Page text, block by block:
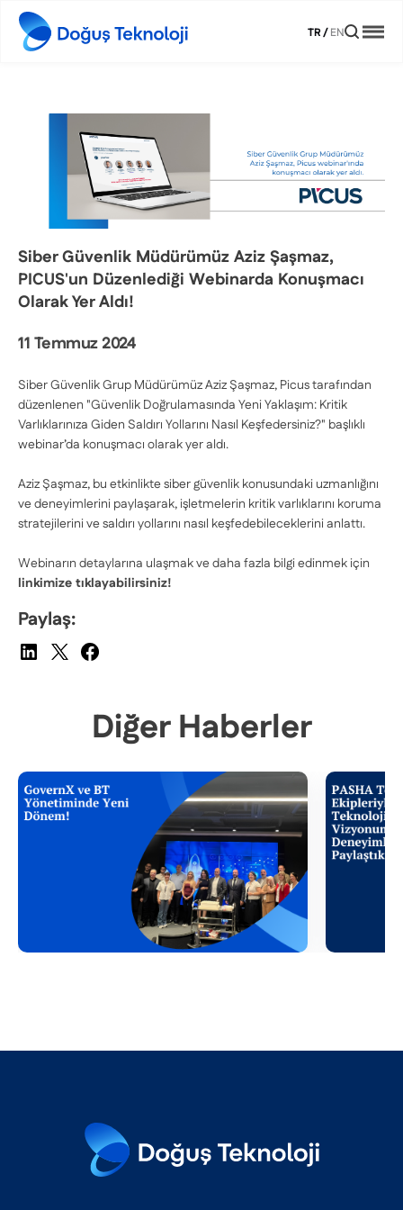
TR/EN
Siber Güvenlik Müdürümüz Aziz Şaşmaz,
PICUS'un Düzenlediği Webinarda Konuşmacı
Olarak Yer Aldı!
11 Temmuz 2024
Siber Güvenlik Grup Müdürümüz Aziz Şaşmaz, Picus tarafından
düzenlenen "Güvenlik Doğrulamasında Yeni Yaklaşım: Kritik
Varlıklarınıza Giden Saldırı Yollarını Nasıl Keşfedersiniz?" başlıklı
webinar’da konuşmacı olarak yer aldı.
Aziz Şaşmaz, bu etkinlikte siber güvenlik konusundaki uzmanlığını
ve deneyimlerini paylaşarak, işletmelerin kritik varlıklarını koruma
stratejilerini ve saldırı yollarını nasıl keşfedebileceklerini anlattı.
Webinarın detaylarına ulaşmak ve daha fazla bilgi edinmek için
linkimize tıklayabilirsiniz!
Paylaş:
Diğer Haberler